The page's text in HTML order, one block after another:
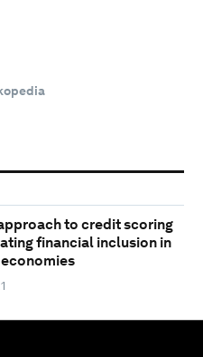
to credit scoring
financial inclusion in